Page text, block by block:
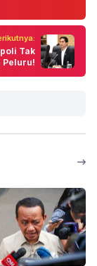
Tak
Peluru!